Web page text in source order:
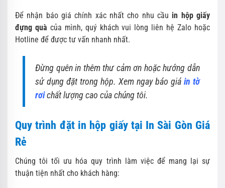
Để nhận báo giá chính xác nhất cho nhu cầu in hộp giấy
đựng quà của mình, quý khách vui lòng liên hệ Zalo hoặc
Hotline để được tư vấn nhanh nhất.
Đừng quên in thêm thư cảm ơn hoặc hướng dẫn
sử dụng đặt trong hộp. Xem ngay báo giá in tờ
rơichất lượng cao của chúng tôi.
Quy trình đặt in hộp giấy tại In Sài Gòn Giá
Rẻ
Chúng tôi tối ưu hóa quy trình làm việc để mang lại sự
thuận tiện nhất cho khách hàng: